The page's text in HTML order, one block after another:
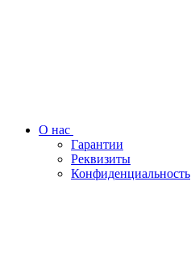
О нас
Гарантии
Реквизиты
Конфиденциальность